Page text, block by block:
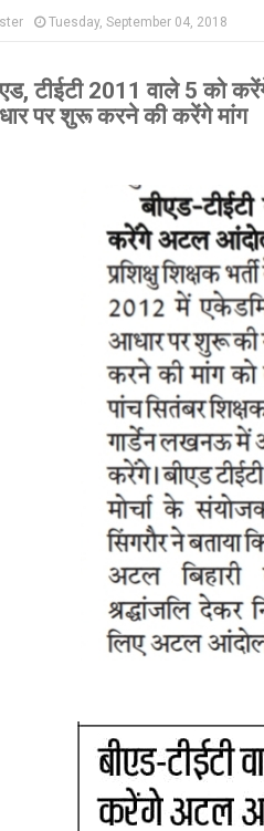
Tuesday, September 04, 2018
टीईटी 2011 वाले 5
पर शुरू करने की करेंगे मांग